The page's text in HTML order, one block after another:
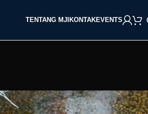
TENTANG MJI KONTAKEVENTS